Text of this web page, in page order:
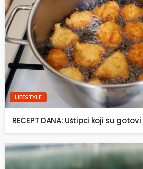
LIFESTYLE
RECEPT DANA: Uštipci koji su